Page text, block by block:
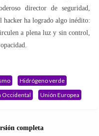
director de seguridad,
hacker ha logrado algo inédito:
a plena luz y sin control,
Hidrógeno verde
Occidental Unión Europea
completa